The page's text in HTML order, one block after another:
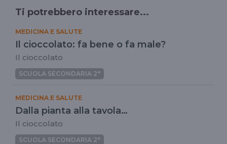
Ti potrebbero interessare...
MEDICINA E SALUTE
Il cioccolato: fa bene o fa male?
Il cioccolato
SCUOLA SECONDARIA 2°
MEDICINA E SALUTE
Dalla pianta alla tavola…
Il cioccolato
SCUOLA SECONDARIA 2°